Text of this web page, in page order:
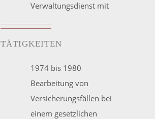
Verwaltungsdienst mit
TÄTIGKEITEN
1974 bis 1980
Bearbeitung von
Versicherungsfällen bei
einem gesetzlichen